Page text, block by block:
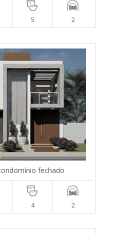
5 2
fechado
4 2